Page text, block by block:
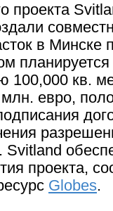
проекта
в
планируется
100,000 кв.
млн. евро,
Svitland
проекта,
Globes.